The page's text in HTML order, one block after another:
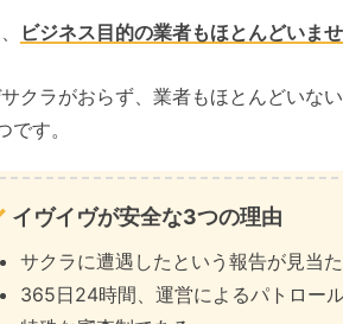
ビジネス目的の業者もほとんどいませ
クラがおらず、業者もほとんどいな
です。
イヴイヴが安全な3つの理由
サクラに遭遇したという報告が見当
365日24時間、運営によるパトロー